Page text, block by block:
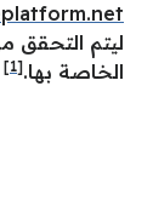
ليتم التحقق
الخاصة بها.[1]